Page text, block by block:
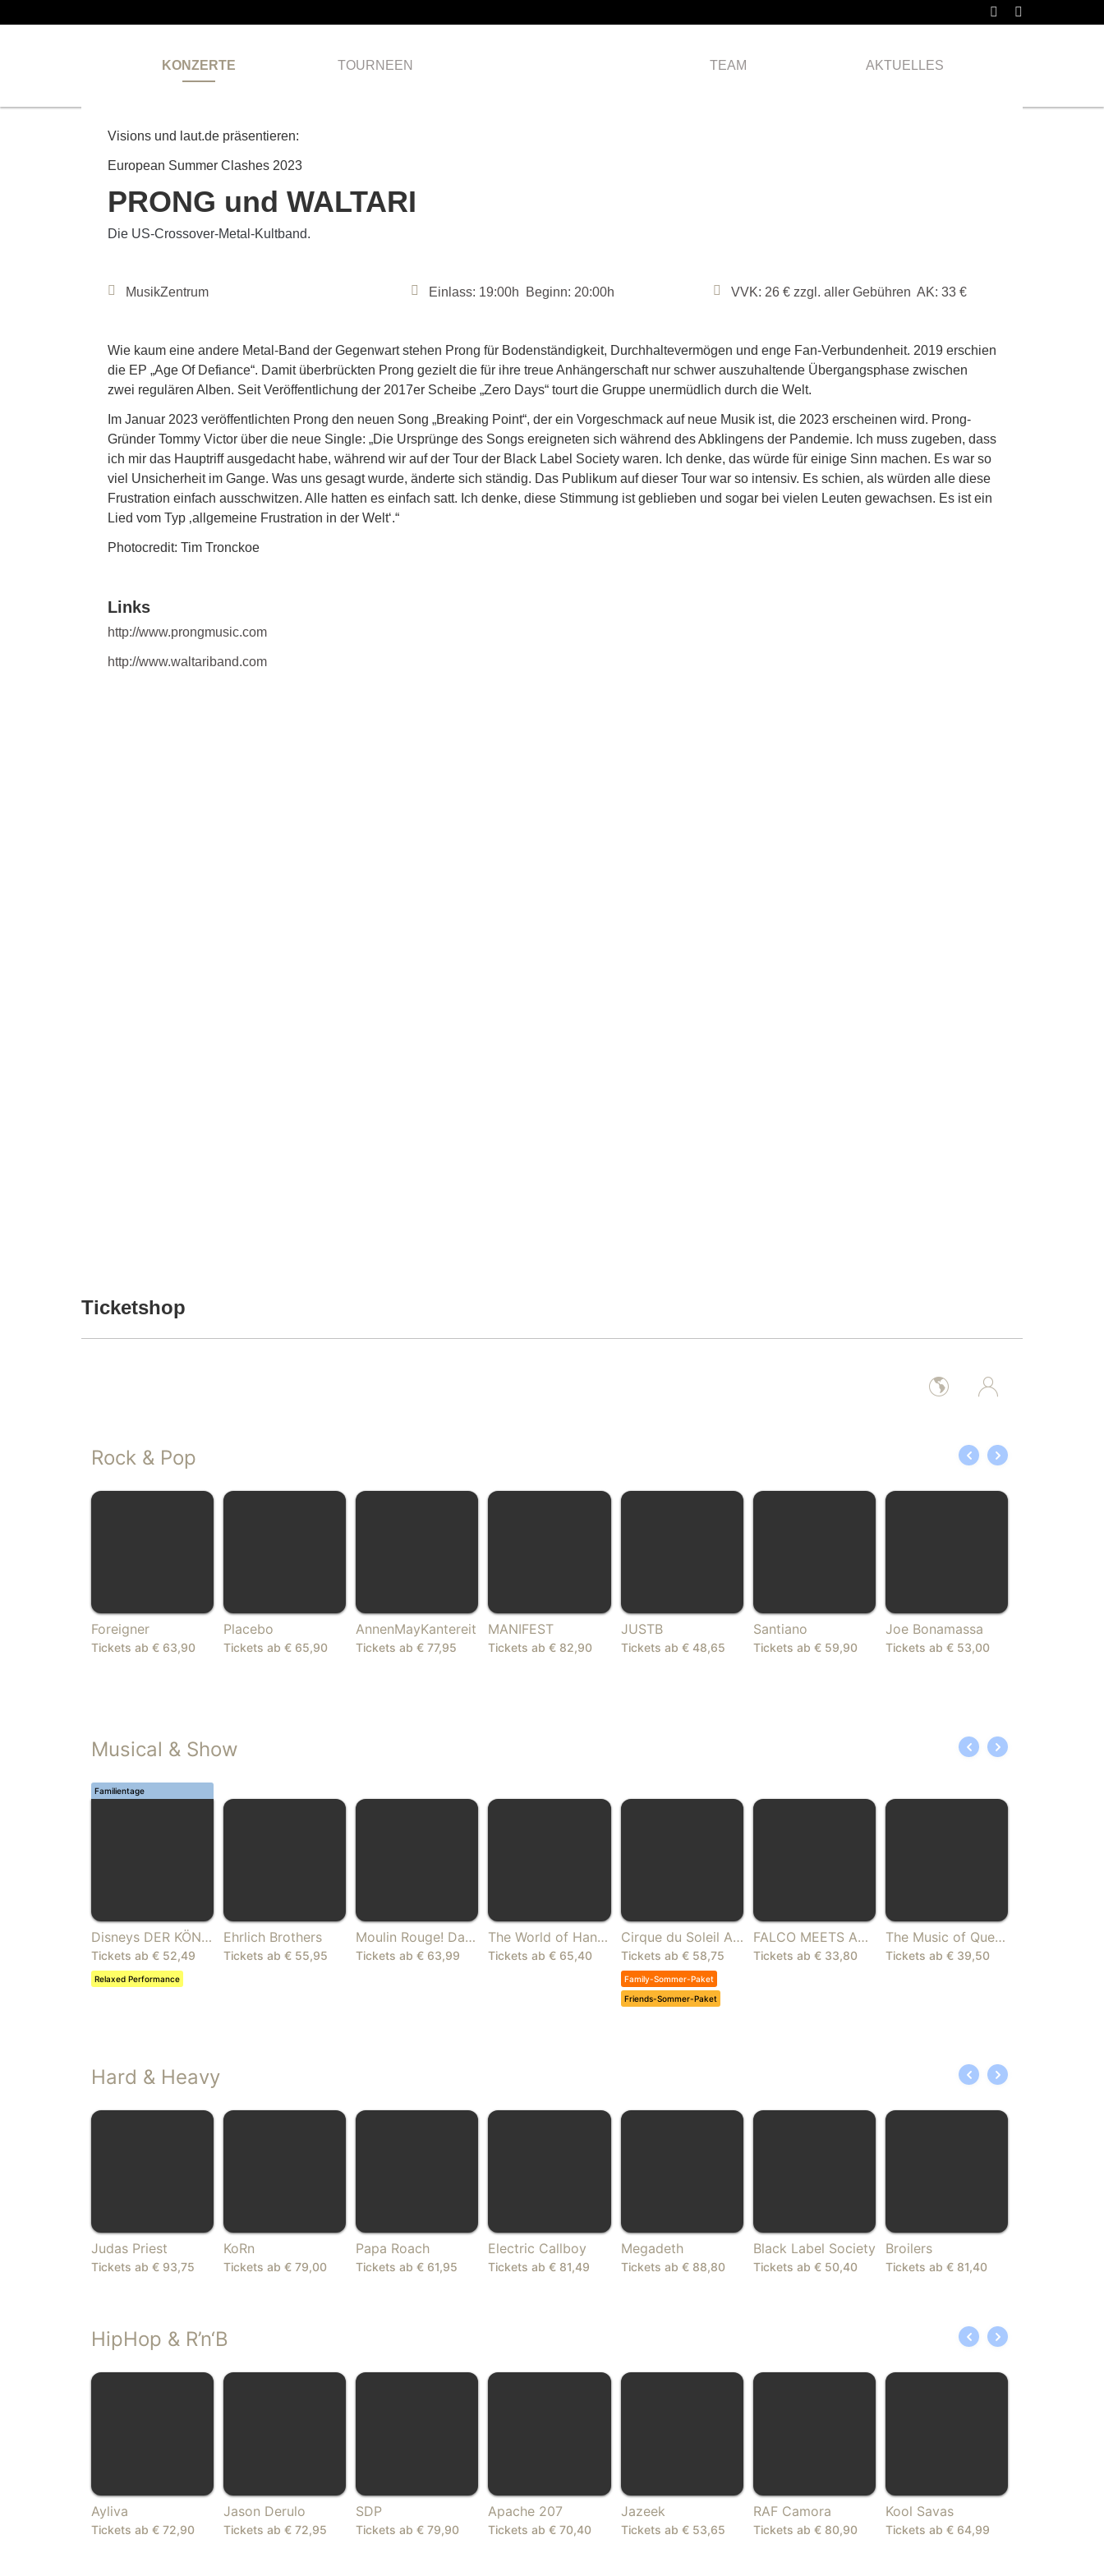
KONZERTE TOURNEEN TEAM AKTUELLES16.08.
Visions und laut.de präsentieren:
European Summer Clashes 2023
PRONG und WALTARI
Die US-Crossover-Metal-Kultband.
MusikZentrum Einlass: 19:00h Beginn: 20:00h VVK: 26 € zzgl. aller Gebühren AK: 33 €
Wie kaum eine andere Metal-Band der Gegenwart stehen Prong für Bodenständigkeit, Durchhaltevermögen und enge Fan-Verbundenheit. 2019 erschien
die EP „Age Of Defiance“. Damit überbrückten Prong gezielt die für ihre treue Anhängerschaft nur schwer auszuhaltende Übergangsphase zwischen
zwei regulären Alben. Seit Veröffentlichung der 2017er Scheibe „Zero Days“ tourt die Gruppe unermüdlich durch die Welt.
Im Januar 2023 veröffentlichten Prong den neuen Song „Breaking Point“, der ein Vorgeschmack auf neue Musik ist, die 2023 erscheinen wird. Prong-
Gründer Tommy Victor über die neue Single: „Die Ursprünge des Songs ereigneten sich während des Abklingens der Pandemie. Ich muss zugeben, dass
ich mir das Hauptriff ausgedacht habe, während wir auf der Tour der Black Label Society waren. Ich denke, das würde für einige Sinn machen. Es war so
viel Unsicherheit im Gange. Was uns gesagt wurde, änderte sich ständig. Das Publikum auf dieser Tour war so intensiv. Es schien, als würden alle diese
Frustration einfach ausschwitzen. Alle hatten es einfach satt. Ich denke, diese Stimmung ist geblieben und sogar bei vielen Leuten gewachsen. Es ist ein
Lied vom Typ ‚allgemeine Frustration in der Welt‘.“
Photocredit: Tim Tronckoe
Links
http://www.prongmusic.com
http://www.waltariband.com
Ticketshop